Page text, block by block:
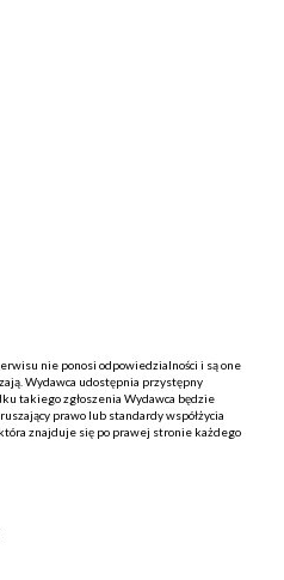
nie ponosi odpowiedzialności i są one
Wydawca udostępnia przystępny
takiego zgłoszenia Wydawca będzie
prawo lub standardy współżycia
znajduje się po prawej stronie każdego